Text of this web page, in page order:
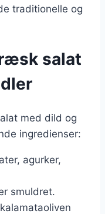
traditionelle og
salat
med dild og
ingredienser:
agurker,
smuldret.